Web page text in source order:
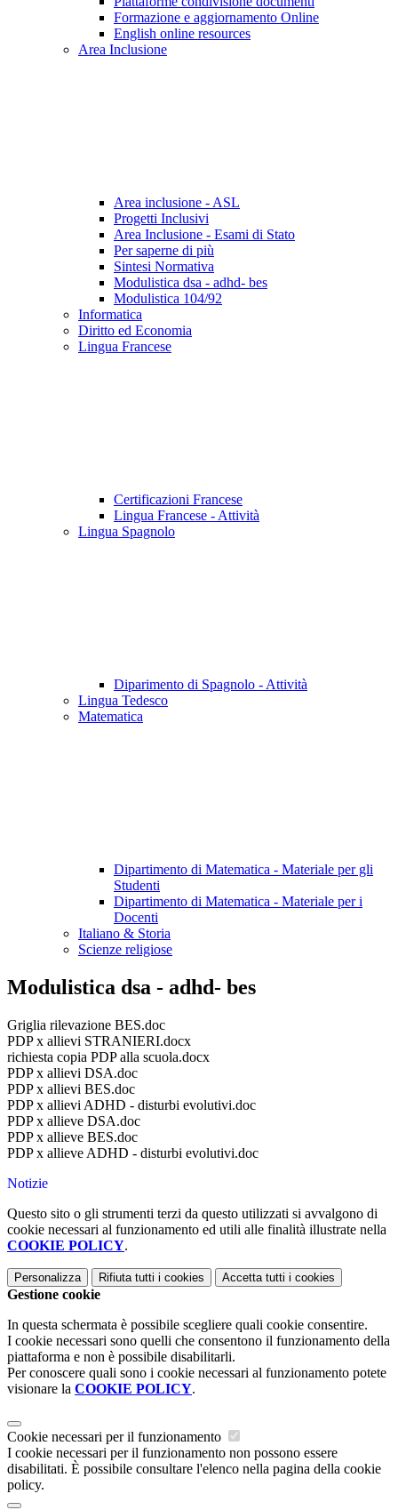
Formazione e aggiornamento Online
English online resources
Area Inclusione
Area inclusione - ASL
Progetti Inclusivi
Area Inclusione - Esami di Stato
Per saperne di più
Sintesi Normativa
Modulistica dsa - adhd- bes
Modulistica 104/92
Informatica
Diritto ed Economia
Lingua Francese
Certificazioni Francese
Lingua Francese - Attività
Lingua Spagnolo
Diparimento di Spagnolo - Attività
Lingua Tedesco
Matematica
Dipartimento di Matematica - Materiale per gli
Studenti
Dipartimento di Matematica - Materiale per i
Docenti
Italiano & Storia
Scienze religiose
Modulistica dsa - adhd- bes
Griglia rilevazione BES.doc
PDP x allievi STRANIERI.docx
richiesta copia PDP alla scuola.docx
PDP x allievi DSA.doc
PDP x allievi BES.doc
PDP x allievi ADHD - disturbi evolutivi.doc
PDP x allieve DSA.doc
PDP x allieve BES.doc
PDP x allieve ADHD - disturbi evolutivi.doc
Notizie
Questo sito o gli strumenti terzi da questo utilizzati si avvalgono di
cookie necessari al funzionamento ed utili alle finalità illustrate nella
COOKIE POLICY.
Personalizza Rifiuta tutti i cookies Accetta tutti i cookies
Gestione cookie
In questa schermata è possibile scegliere quali cookie consentire.
I cookie necessari sono quelli che consentono il funzionamento della
piattaforma e non è possibile disabilitarli.
Per conoscere quali sono i cookie necessari al funzionamento potete
visionare la COOKIE POLICY.
Cookie necessari per il funzionamento
I cookie necessari per il funzionamento non possono essere
disabilitati. È possibile consultare l'elenco nella pagina della cookie
policy.